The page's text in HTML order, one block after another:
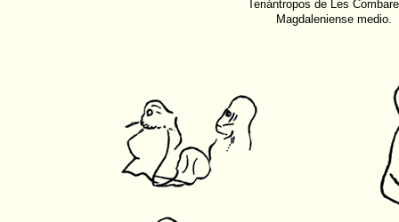
Teriántropos de Les
Magdaleniense medio.